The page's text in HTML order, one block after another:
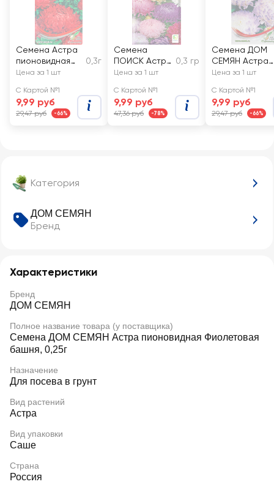
Категория
ДОМ СЕМЯН
Бренд
Характеристики
Бренд
ДОМ СЕМЯН
Полное название товара (у поставщика)
Семена ДОМ СЕМЯН Астра пионовидная Фиолетовая
башня, 0,25г
Назначение
Для посева в грунт
Вид растений
Астра
Вид упаковки
Саше
Страна
Россия
Семена Астра
пионовидная
Красная башня
0,3г
Цена за 1 шт
С Картой №1
9,99 руб
29,47 руб -66%
Семена
ПОИСК Астра
пионовидная,
0,3 гр
Цена за 1 шт
С Картой №1
9,99 руб
47,36 руб -78%
Семена ДОМ
СЕМЯН Астра
пионовидная
Башня
Цена за 1 шт
С Картой №1
9,99 руб
29,47 руб -66%